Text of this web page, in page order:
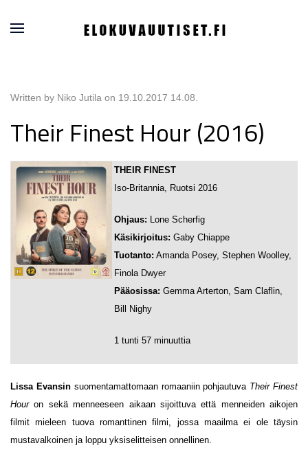
Written by Niko Jutila on 19.10.2017 14.08
Their Finest Hour (2016)
THEIR FINEST
Iso-Britannia, Ruotsi 2016
Ohjaus: Lone Scherfig
Käsikirjoitus: Gaby Chiappe
Tuotanto: Amanda Posey, Stephen Woolley,
Finola Dwyer
Pääosissa: Gemma Arterton, Sam Claflin,
Bill Nighy
1 tunti 57 minuuttia
Lissa Evansinsuomentamattomaan romaaniin pohjautuva Their Finest
Houron sekä menneeseen aikaan sijoittuva että menneiden aikojen
filmit mieleen tuova romanttinen filmi, jossa maailma ei ole täysin
mustavalkoinen ja loppu yksiselitteisen onnellinen.